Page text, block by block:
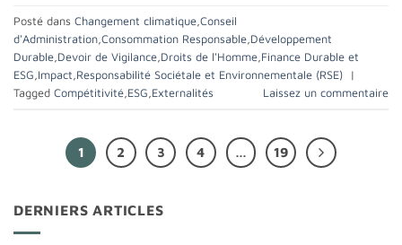
Posté dans Changement climatique Conseil
d'Administration Consommation Responsable Développement
Durable Devoir de Vigilance Droits de l'Homme Finance Durable et
ESG Impact Responsabilité Sociétale et Environnementale (RSE)
|
Tagged Compétitivité ESG Externalités Laissez un commentaire
1 2 3 4 … 19
DERNIERS ARTICLES